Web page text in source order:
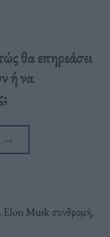
θα επηρεάσει
ή να
→
, Elon Musk συνδρομή,